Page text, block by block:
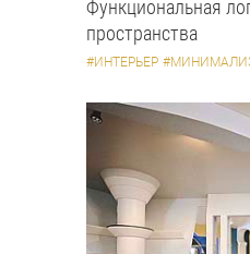
Функциональная
пространства
#ИНТЕРЬЕР